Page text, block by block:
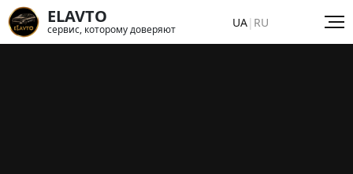
ELAVTO
сервис, которому доверяют UA| RU